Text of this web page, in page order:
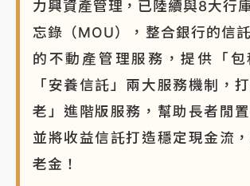
力興資產管理，已陸續與8大行
忘錄（MOU），整合銀行的信
的不動產管理服務，提供「包
「安養信託」兩大服務機制，
老」進階版服務，幫助長者閒
並將收益信託打造穩定現金流
老金！